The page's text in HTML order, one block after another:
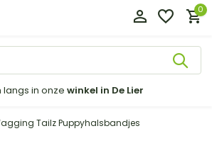
0
langs in onze winkel in De Lier
Tailz Puppyhalsbandjes